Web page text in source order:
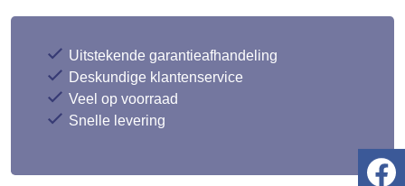
Uitstekende garantieafhandeling
Deskundige klantenservice
Veel op voorraad
Snelle levering